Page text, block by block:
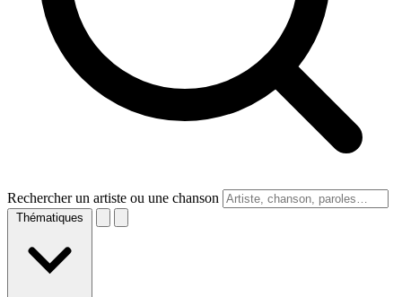
Rechercher un artiste ou une chanson
Thématiques